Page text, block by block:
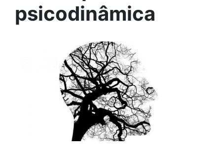
psicodinâmica